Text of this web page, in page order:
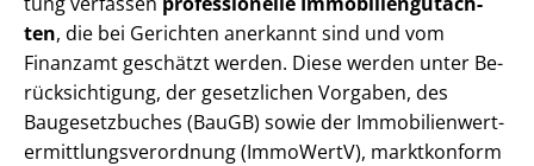
ten, die bei Gerichten anerkannt sind und vom
Finanzamt geschätzt werden. Diese werden unter Be­
rück­sich­ti­gung, der gesetzlichen Vorgaben, des
Baugesetzbuches (BauGB) sowie der Im­mo­bi­li­en­wert­
ermitt­lungs­ver­ord­nung (ImmoWertV), marktkonform